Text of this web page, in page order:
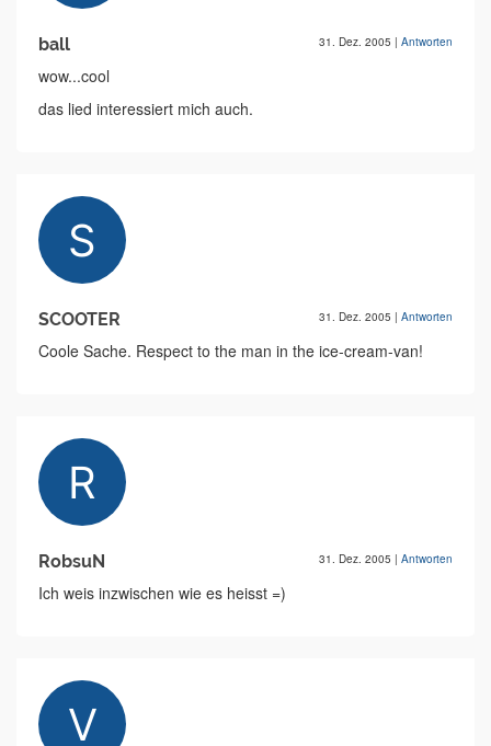
ball 31. Dez. 2005 | Antworten
wow...cool
das lied interessiert mich auch.
SCOOTER 31. Dez. 2005 | Antworten
Coole Sache. Respect to the man in the ice-cream-van!
RobsuN 31. Dez. 2005 | Antworten
Ich weis inzwischen wie es heisst =)